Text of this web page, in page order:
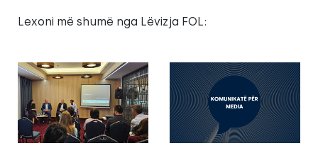
Lexoni më shumë nga Lëvizja FOL: